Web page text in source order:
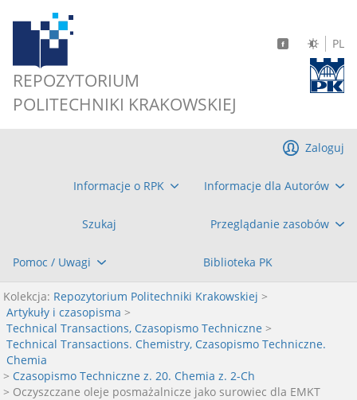
REPOZYTORIUM
POLITECHNIKI KRAKOWSKIEJ
PL
Informacje o RPK Informacje dla Autorów
Szukaj Przeglądanie zasobów
Pomoc / Uwagi Biblioteka PK
Zaloguj
Kolekcja: Repozytorium Politechniki Krakowskiej >
Artykuły i czasopisma >
Technical Transactions, Czasopismo Techniczne >
Technical Transactions. Chemistry, Czasopismo Techniczne.
Chemia
> Czasopismo Techniczne z. 20. Chemia z. 2-Ch
> Oczyszczane oleje posmażalnicze jako surowiec dla EMKT